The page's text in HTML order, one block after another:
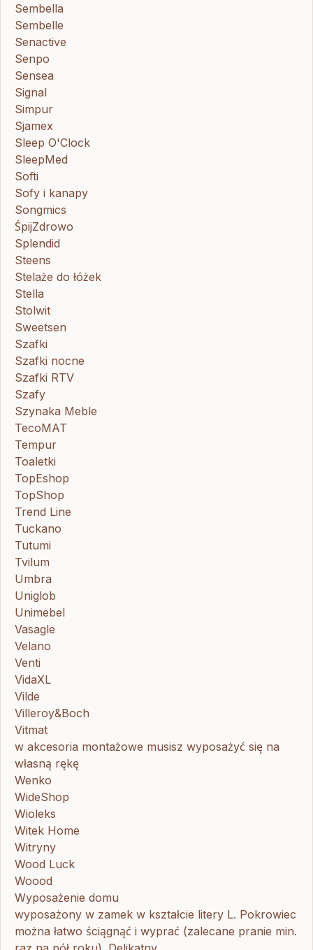
Sembella
Sembelle
Senactive
Senpo
Sensea
Signal
Simpur
Sjamex
Sleep O'Clock
SleepMed
Softi
Sofy i kanapy
Songmics
ŚpijZdrowo
Splendid
Steens
Stelaże do łóżek
Stella
Stolwit
Sweetsen
Szafki
Szafki nocne
Szafki RTV
Szafy
Szynaka Meble
TecoMAT
Tempur
Toaletki
TopEshop
TopShop
Trend Line
Tuckano
Tutumi
Tvilum
Umbra
Uniglob
Unimebel
Vasagle
Velano
Venti
VidaXL
Vilde
Villeroy&Boch
Vitmat
w akcesoria montażowe musisz wyposażyć się na
własną rękę
Wenko
WideShop
Wioleks
Witek Home
Witryny
Wood Luck
Woood
Wyposażenie domu
wyposażony w zamek w kształcie litery L. Pokrowiec
można łatwo ściągnąć i wyprać (zalecane pranie min.